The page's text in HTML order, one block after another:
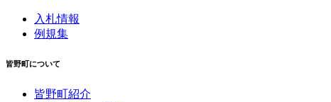
入札情報
例規集
皆野町について
皆野町紹介